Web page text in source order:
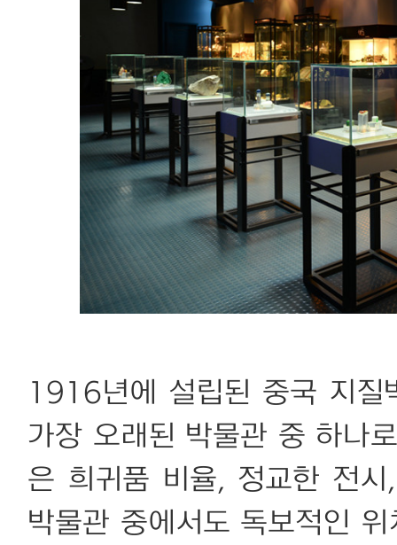
1916년에 설립된 중국 지질
가장 오래된 박물관 중 하나
은 희귀품 비율, 정교한 전
박물관 중에서도 독보적인